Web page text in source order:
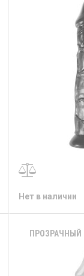
Нет в наличии